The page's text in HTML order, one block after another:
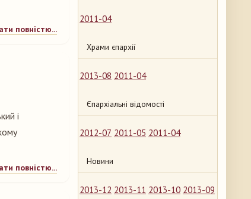
2011-04
Храми єпархії
2013-08 2011-04
Єпархіальні відомості
2012-07 2011-05 2011-04
Новини
2013-12 2013-11 2013-10 2013-09
повністю...
і
повністю...